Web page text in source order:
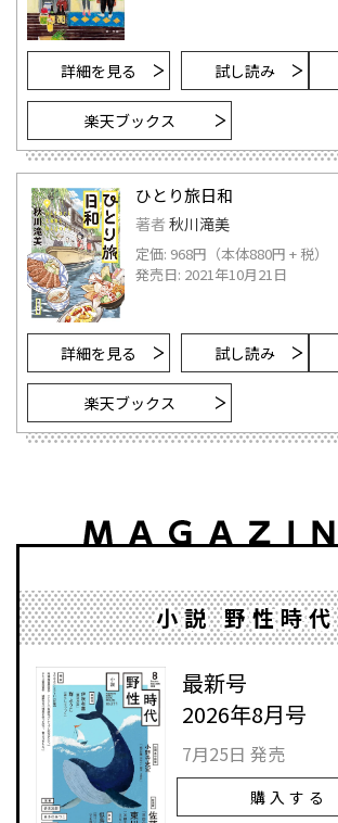
詳細を見る 試し読み
楽天ブックス
ひとり旅日和
著者 秋川滝美
定価: 968円（本体880円 + 税）
発売日: 2021年10月21日
詳細を見る 試し読み
楽天ブックス
小説 野性時代
最新号
2026年8月号
7月25日 発売
購入する